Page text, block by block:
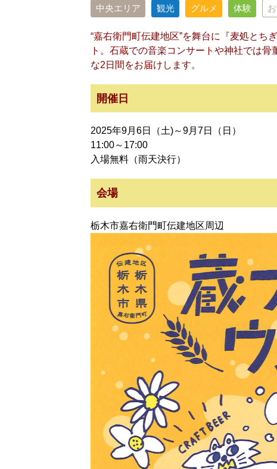
中央エリア 観光 グルメ 体験
“嘉右衛門町伝建地区”を舞台に『麦処とち
ト。石蔵での音楽コンサートや神社では
な2日間をお届けします。
開催日
2025年9月6日（土)～9月7日（日）
11:00～17:00
入場無料（雨天決行）
会場
栃木市嘉右衛門町伝建地区周辺